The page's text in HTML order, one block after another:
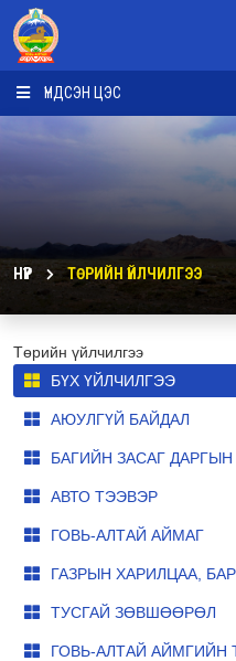
ҮНДСЭН ЦЭС
НҮҮР ТӨРИЙН ҮЙЛЧИЛГЭЭ
Төрийн үйлчилгээ
БҮХ ҮЙЛЧИЛГЭЭ
АЮУЛГҮЙ БАЙДАЛ
БАГИЙН ЗАСАГ
АВТО ТЭЭВЭР
ГОВЬ-АЛТАЙ АЙМАГ
ГАЗРЫН ХАРИЛЦАА,
ТУСГАЙ ЗӨВШӨӨРӨЛ
ГОВЬ-АЛТАЙ АЙМГИЙН